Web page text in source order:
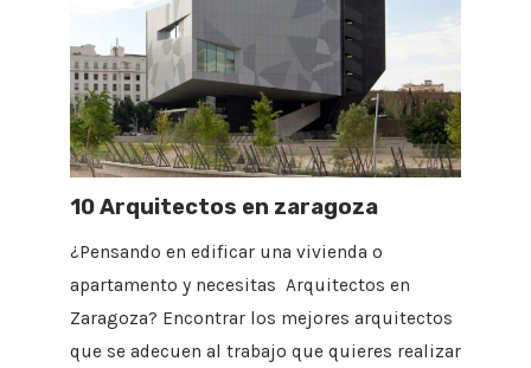
10 Arquitectos en zaragoza
¿Pensando en edificar una vivienda o
apartamento y necesitas Arquitectos en
Zaragoza? Encontrar los mejores arquitectos
que se adecuen al trabajo que quieres realizar